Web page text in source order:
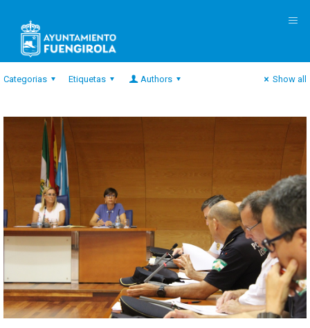
Categorias Etiquetas Authors Show all